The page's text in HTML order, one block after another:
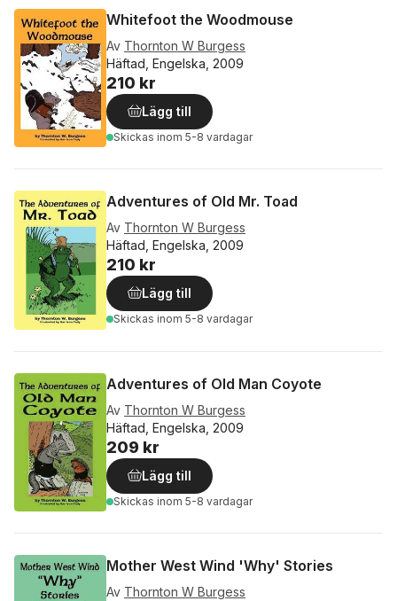
Whitefoot the Woodmouse
Av Thornton W Burgess
Häftad, Engelska, 2009
210 kr
Lägg till
Skickas inom 5-8 vardagar
Adventures of Old Mr. Toad
Av Thornton W Burgess
Häftad, Engelska, 2009
210 kr
Lägg till
Skickas inom 5-8 vardagar
Adventures of Old Man Coyote
Av Thornton W Burgess
Häftad, Engelska, 2009
209 kr
Lägg till
Skickas inom 5-8 vardagar
Mother West Wind 'Why' Stories
Av Thornton W Burgess